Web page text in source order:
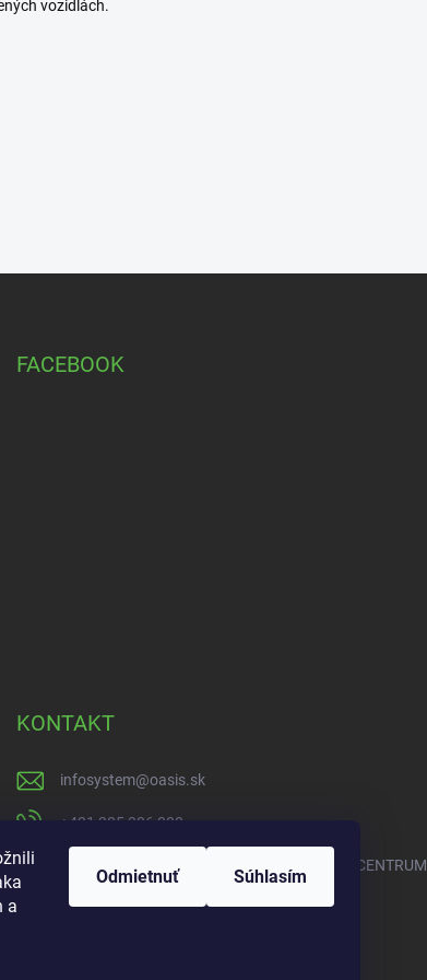
a
Odmietnuť Súhlasím
vozidlách.
FACEBOOK
KONTAKT
infosystem@oasis.sk
+421 385 386 000
https://www.facebook.com/OASISGARDENCENTRUM
oasisgardencentrum